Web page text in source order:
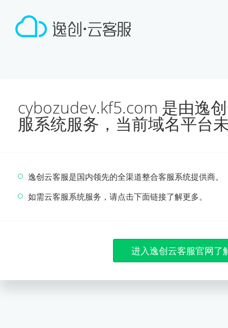
cybozudev.kf5.com 是由逸
服系统服务，当前域名平台
逸创云客服是国内领先的全渠道整合客服系统提供商。
如需云客服系统服务，请点击下面链接了解更多。
进入逸创云客服官网了